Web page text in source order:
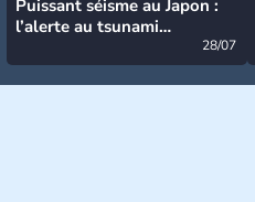
Puissant séisme au Japon :
l’alerte au tsunami
28/07